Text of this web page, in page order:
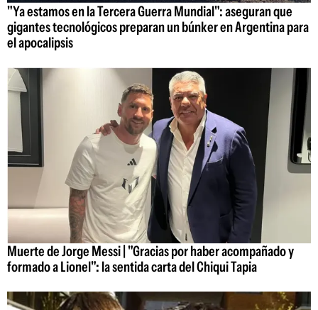
"Ya estamos en la Tercera Guerra Mundial": aseguran que
gigantes tecnológicos preparan un búnker en Argentina para
el apocalipsis
Muerte de Jorge Messi | "Gracias por haber acompañado y
formado a Lionel": la sentida carta del Chiqui Tapia